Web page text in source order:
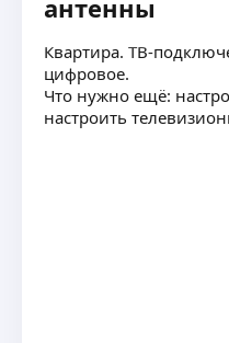
антенны
Квартира. ТВ-
цифровое.
Что нужно ещё:
настроить